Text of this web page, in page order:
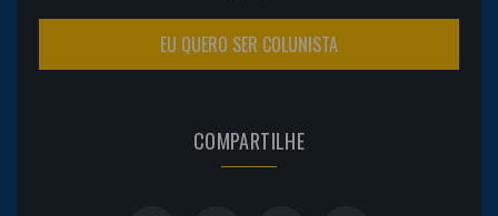
EU QUERO SER COLUNISTA
COMPARTILHE